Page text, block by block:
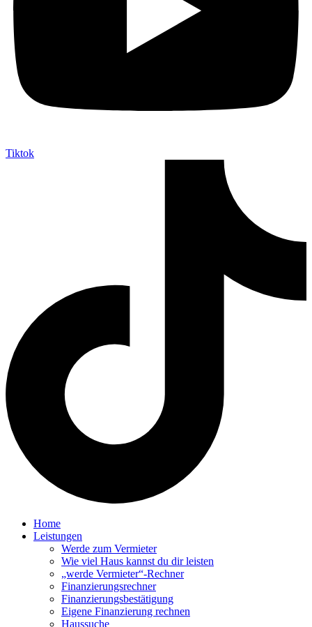
Tiktok
Home
Leistungen
Werde zum Vermieter
Wie viel Haus kannst du dir leisten
„werde Vermieter“-Rechner
Finanzierungsrechner
Finanzierungsbestätigung
Eigene Finanzierung rechnen
Haussuche